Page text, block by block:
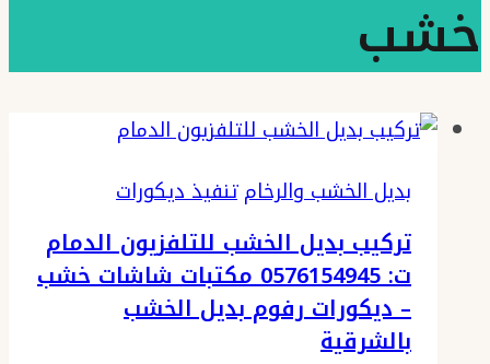
خشب
بديل الخشب والرخام تنفيذ ديكورات
تركيب بديل الخشب للتلفزيون الدمام
ت: 0576154945 مكتبات شاشات خشب
– ديكورات رفوم بديل الخشب
بالشرقية